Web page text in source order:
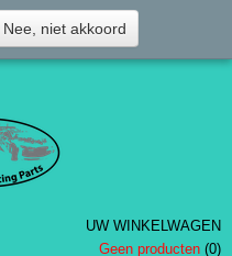
UW WINKELWAGEN
Geen producten (0)
Nee, niet akkoord